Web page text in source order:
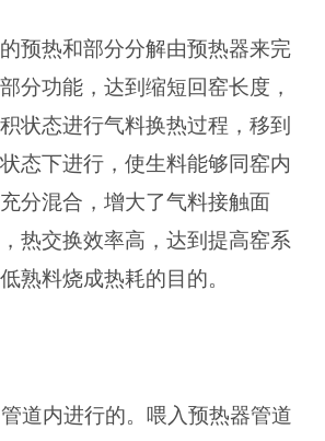
预热和部分分解由预热器来完
分功能，达到缩短回窑长度，
状态进行气料换热过程，移到
态下进行，使生料能够同窑内
分混合，增大了气料接触面
热交换效率高，达到提高窑系
熟料烧成热耗的目的。
道内进行的。喂入预热器管道